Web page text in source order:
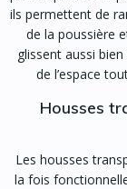
ils permettent de
de la poussière
glissent aussi
de l’espace
Housses
Les housses
la fois